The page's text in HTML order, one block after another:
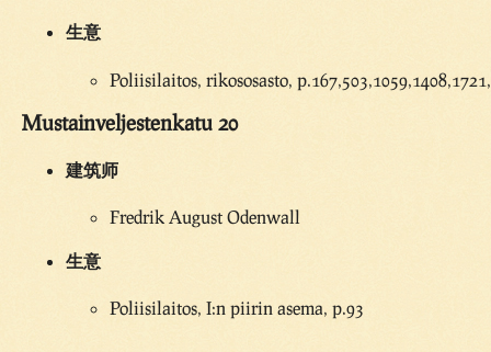
生意
Poliisilaitos, rikososasto,
Mustainveljestenkatu 20
建筑师
Fredrik August Odenwall
生意
Poliisilaitos, I:n piirin asema, p.93